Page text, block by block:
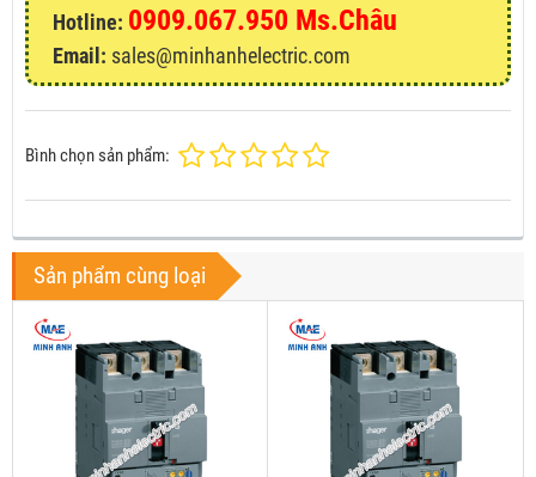
Hotline: 0909.067.950 Ms.Châu
Email: sales@minhanhelectric.com
Bình chọn sản phẩm:
Sản phẩm cùng loại